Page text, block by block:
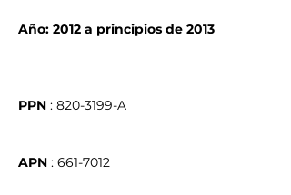
Año: 2012 a principios de 2013
PPN
APN : 661-7012